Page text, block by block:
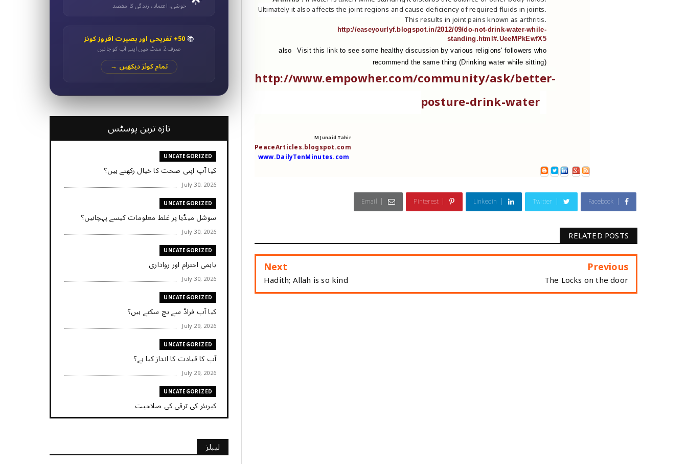
Ultimately it also affects the joint regions and cause deficiency of required fluids in joints.
This results in joint pains known as arthritis.
http://easeyourlyf.blogspot.in/2012/09/do-not-drink-water-while-
standing.html#.UeeMPkEwfX5
also
Visit this link to see some healthy discussion by various religions' followers who
recommend the same thing (Drinking water while sitting)
http://www.empowher.com/community/ask/better-
posture-drink-water
M Junaid Tahir
PeaceArticles.blogspot.com
www.DailyTenMinutes.com
Facebook
Twitter
Linkedin
Pinterest
Email
RELATED POSTS
Previous
The Locks on the door
Next
Hadith; Allah is so kind
خوشی، اعتماد، زندگی کا مقصد
📚50+ تفریحی اور بصیرت افروز کوئز
صرف 2 منٹ میں اپنے آپ کو جانیں
تمام کوئز دیکھیں →
تازہ ترین پوسٹس
UNCATEGORIZED
کیا آپ اپنی صحت کا خیال رکھتے ہیں؟
July 30, 2026
UNCATEGORIZED
سوشل میڈیا پر غلط معلومات کیسے پہچانیں؟
July 30, 2026
UNCATEGORIZED
باہمی احترام اور رواداری
July 30, 2026
UNCATEGORIZED
کیا آپ فراڈ سے بچ سکتے ہیں؟
July 29, 2026
UNCATEGORIZED
آپ کا قیادت کا انداز کیا ہے؟
July 29, 2026
UNCATEGORIZED
کیریئر کی ترقی کی صلاحیت
July 29, 2026
UNCATEGORIZED
کیا آپ اپنے باس کو مؤثر طریقے سے منظم کر رہے
لیبلز